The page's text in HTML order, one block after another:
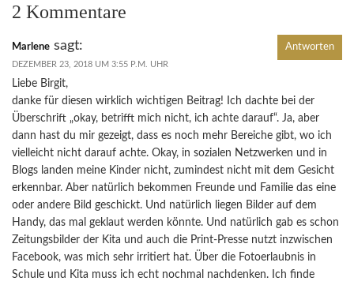
2 Kommentare
Marlene sagt:
DEZEMBER 23, 2018 UM 3:55 P.M. UHR
Liebe Birgit,
danke für diesen wirklich wichtigen Beitrag! Ich dachte bei der
Überschrift „okay, betrifft mich nicht, ich achte darauf“. Ja, aber
dann hast du mir gezeigt, dass es noch mehr Bereiche gibt, wo ich
vielleicht nicht darauf achte. Okay, in sozialen Netzwerken und in
Blogs landen meine Kinder nicht, zumindest nicht mit dem Gesicht
erkennbar. Aber natürlich bekommen Freunde und Familie das eine
oder andere Bild geschickt. Und natürlich liegen Bilder auf dem
Handy, das mal geklaut werden könnte. Und natürlich gab es schon
Zeitungsbilder der Kita und auch die Print-Presse nutzt inzwischen
Facebook, was mich sehr irritiert hat. Über die Fotoerlaubnis in
Schule und Kita muss ich echt nochmal nachdenken. Ich finde
Antworten